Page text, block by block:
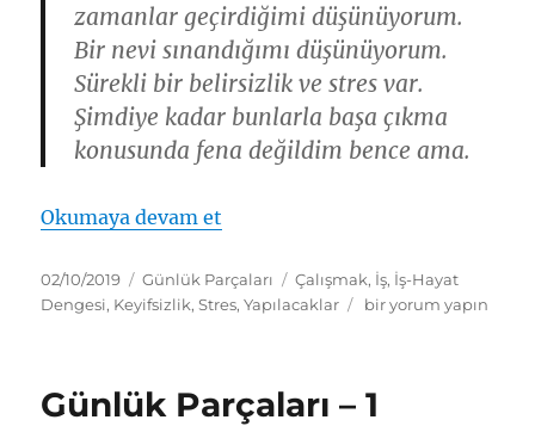
zamanlar geçirdiğimi düşünüyorum.
Bir nevi sınandığımı düşünüyorum.
Sürekli bir belirsizlik ve stres var.
Şimdiye kadar bunlarla başa çıkma
konusunda fena değildim bence ama.
Okumaya devam et
Yayın
tarihi
02/10/2019 Kategoriler
Günlük Parçaları Etiketler
Çalışmak, İş, İş-Hayat
Dengesi, Keyifsizlik,Stres,Yapılacaklar
Günlük
için
bir yorum yapın
Günlük Parçaları – 1